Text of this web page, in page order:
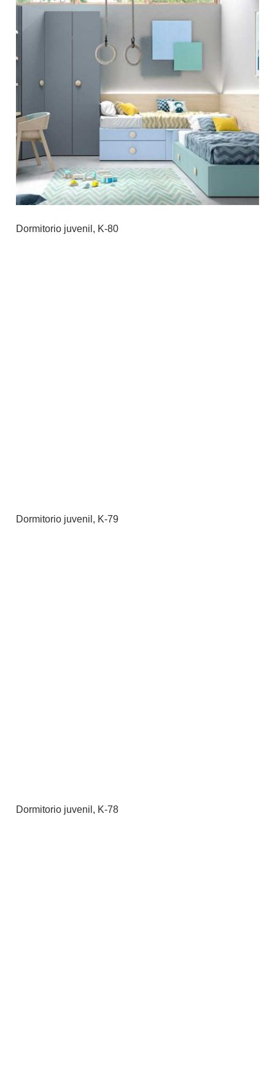
Dormitorio juvenil, K-80
Dormitorio juvenil, K-79
Dormitorio juvenil, K-78